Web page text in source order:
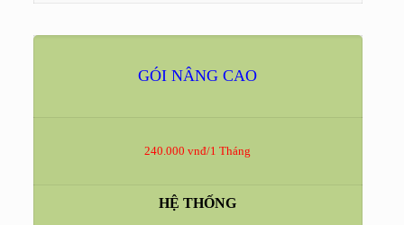
GÓI NÂNG CAO
240.000 vnđ/1 Tháng
HỆ THỐNG